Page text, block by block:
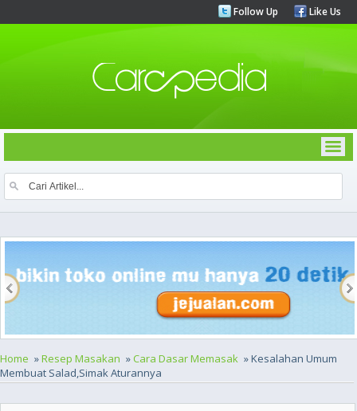
Follow Up Like Us
Home »Resep Masakan »Cara Dasar Memasak » Kesalahan Umum
Membuat Salad,Simak Aturannya